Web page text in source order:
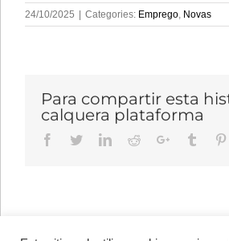
24/10/2025 Categories: Emprego, Novas
Para compartir esta
calquera plataforma
Facebook
TwitterLinkedIn
RedditGoogle+Tumblr